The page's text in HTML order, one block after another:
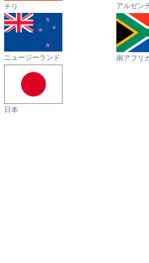
チリ アルゼン
ニュージーランド 南アフリ
日本